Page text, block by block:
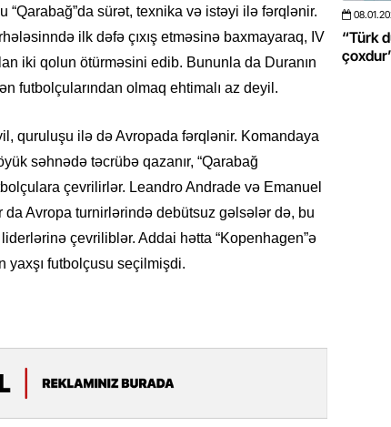
“Qarabağ”da sürət, texnika və istəyi ilə fərqlənir.
ilk dəfə çıxış etməsinə baxmayaraq, IV
iki qolun ötürməsini edib. Bununla da Duranın
futbolçularından olmaq ehtimalı az deyil.
quruluşu ilə də Avropada fərqlənir. Komandaya
səhnədə təcrübə qazanır, “Qarabağ
çevrilirlər. Leandro Andrade və Emanuel
Avropa turnirlərində debütsuz gəlsələr də, bu
çevriliblər. Addai hətta “Kopenhagen”ə
yaxşı futbolçusu seçilmişdi.
08.01.2026- 10:50 425
“Türk dünyası ilə bağlı görüləcək işlər
çoxdur” -VİDEO